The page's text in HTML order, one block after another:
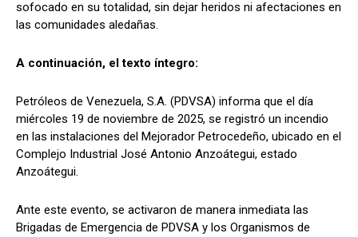
sofocado en su totalidad, sin dejar heridos ni afectaciones en
las comunidades aledañas.
A continuación, el texto íntegro:
Petróleos de Venezuela, S.A. (PDVSA) informa que el día
miércoles 19 de noviembre de 2025, se registró un incendio
en las instalaciones del Mejorador Petrocedeño, ubicado en el
Complejo Industrial José Antonio Anzoátegui, estado
Anzoátegui.
Ante este evento, se activaron de manera inmediata las
Brigadas de Emergencia de PDVSA y los Organismos de